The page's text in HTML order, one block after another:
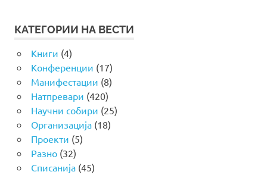
КАТЕГОРИИ НА ВЕСТИ
Книги (4)
Конференции (17)
Манифестации (8)
Натпревари (420)
Научни собири (25)
Организација(18)
Проекти (5)
Разно(32)
Списанија(45)